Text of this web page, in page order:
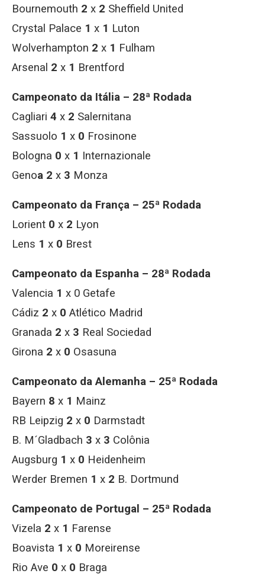
Bournemouth 2 x 2 Sheffield United
Crystal Palace 1 x 1 Luton
Wolverhampton 2 x 1 Fulham
Arsenal 2 x 1 Brentford
Campeonato da Itália – 28ª Rodada
Cagliari 4 x 2 Salernitana
Sassuolo 1 x 0 Frosinone
Bologna 0 x 1 Internazionale
Genoa 2 x 3 Monza
Campeonato da França – 25ª Rodada
Lorient 0 x 2 Lyon
Lens 1 x 0 Brest
Campeonato da Espanha – 28ª Rodada
Valencia 1 x 0 Getafe
Cádiz 2 x 0 Atlético Madrid
Granada 2 x 3 Real Sociedad
Girona 2 x 0 Osasuna
Campeonato da Alemanha – 25ª Rodada
Bayern 8 x 1 Mainz
RB Leipzig 2 x 0 Darmstadt
B. M´Gladbach 3 x 3 Colônia
Augsburg 1 x 0 Heidenheim
Werder Bremen 1 x 2 B. Dortmund
Campeonato de Portugal – 25ª Rodada
Vizela 2 x 1 Farense
Boavista 1 x 0 Moreirense
Rio Ave 0 x 0 Braga